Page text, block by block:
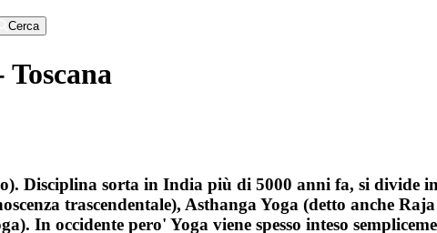
Cerca
Disciplina sorta in India più di 5000 anni fa, si divide
trascendentale), Asthanga Yoga (detto anche
In occidente pero' Yoga viene spesso inteso